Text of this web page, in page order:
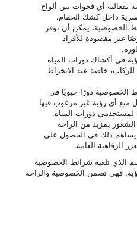
أي فجوات بين ألواح
سرية داخل كشك الحمام.
الخصوصية، يمكن أن توفر
غير مقصودة للأفراد
في أكشاك دورات المياه
خاصة عند الانخراط
الخصوصية دورًا حيويًا في
منع أي رؤية غير مرغوب فيها
دورات المياه.
بمزيد من الراحة
ويساهم ذلك في الحصول على
الرفاهية العامة.
الذي تلعبه شرائط الخصوصية
فهي تضمن الخصوصية والراحة